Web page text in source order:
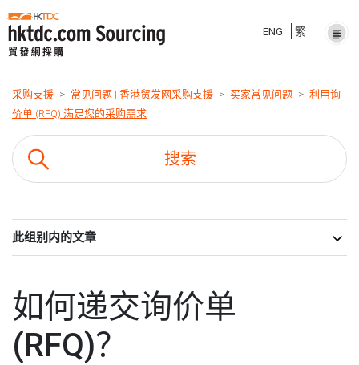
ENG 繁
采购支援 常见问题 | 香港贸发网采购支援 买家常见问题
利用询
价单 (RFQ) 满足您的采购需求
此组别内的文章
如何递交询价单
(RFQ)？